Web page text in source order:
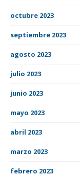
octubre 2023
septiembre 2023
agosto 2023
julio 2023
junio 2023
mayo 2023
abril 2023
marzo 2023
febrero 2023